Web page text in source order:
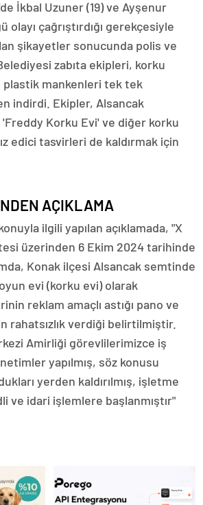
İkbal Uzuner (19) ve Ayşenur
olayı çağrıştırdığı gerekçesiyle
şikayetler sonucunda polis ve
zabıta ekipleri, korku
plastik mankenleri tek tek
indirdi. Ekipler, Alsancak
Korku Evi' ve diğer korku
edici tasvirleri de kaldırmak için
AÇIKLAMA
ilgili yapılan açıklamada, "X
üzerinden 6 Ekim 2024 tarihinde
Konak ilçesi Alsancak semtinde
evi (korku evi) olarak
reklam amaçlı astığı pano ve
rahatsızlık verdiği belirtilmiştir.
Amirliği görevlilerimizce iş
yapılmış, söz konusu
yerden kaldırılmış, işletme
ve idari işlemlere başlanmıştır"